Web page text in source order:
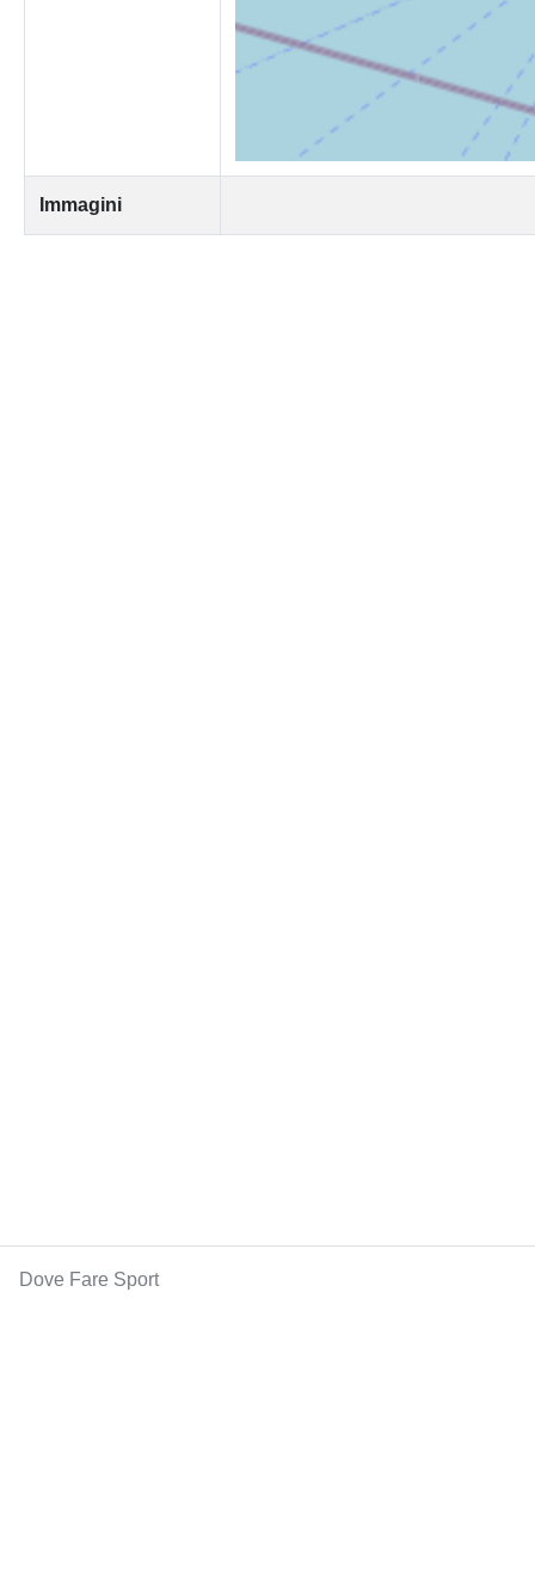
Immagini
Dove Fare Sport